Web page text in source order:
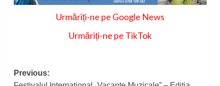
Urmăriți-ne pe Google News
Urmăriți-ne pe TikTok
Post
Previous: